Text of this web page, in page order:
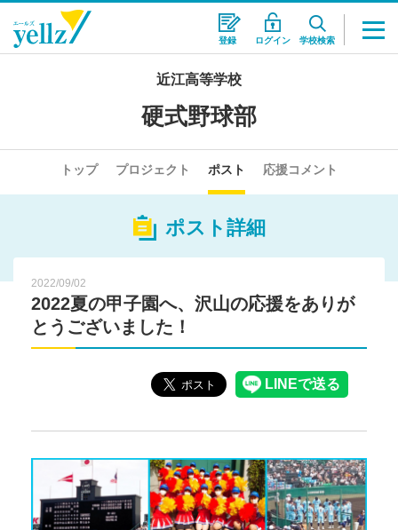
登録 ログイン 学校検索
近江高等学校
硬式野球部
トップ プロジェクト ポスト 応援コメント
ポスト詳細
2022/09/02
2022夏の甲子園へ、沢山の応援をありが
とうございました！